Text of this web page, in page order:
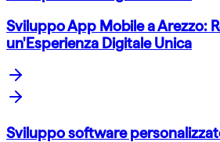
Sviluppo App Mobile a Arezzo:
un'Esperienza Digitale Unica
Sviluppo software